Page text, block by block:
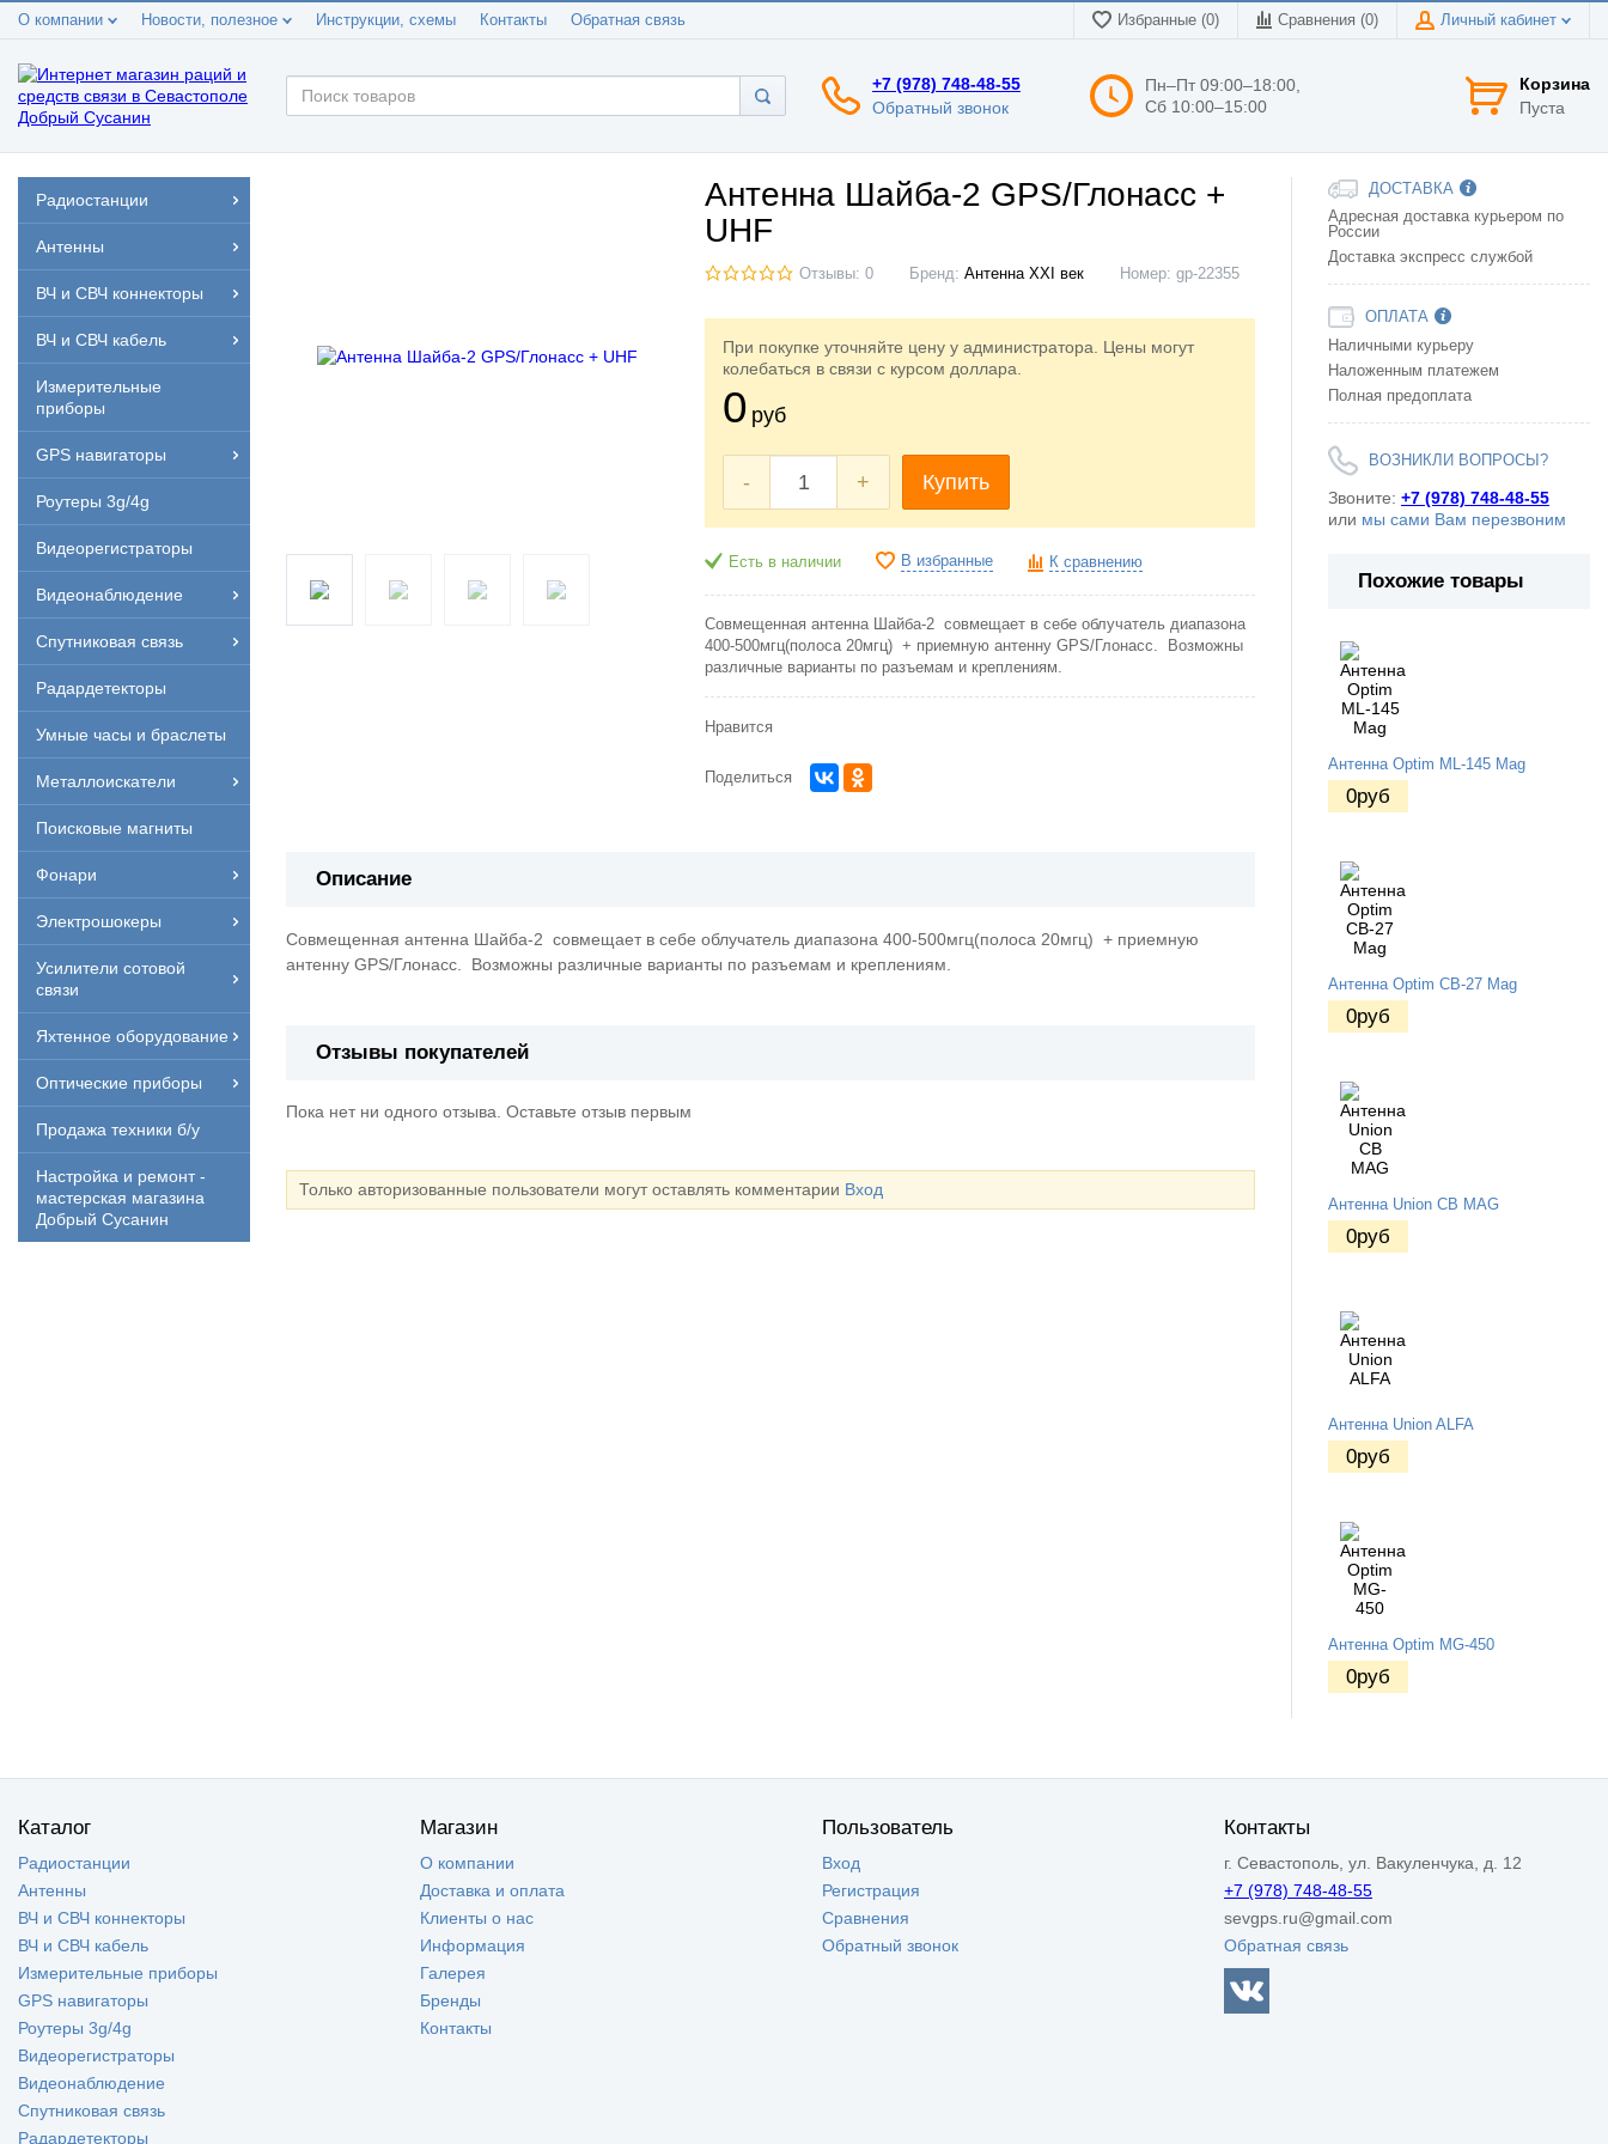
О компании Новости, полезное Инструкции, схемы Контакты Обратная связь Избранные (0) Сравнения (0) Личный кабинет
+7 (978) 748-48-55
Обратный звонок
Пн–Пт 09:00–18:00,
Сб 10:00–15:00
Корзина
Пуста
Радиостанции
Антенны
ВЧ и СВЧ коннекторы
ВЧ и СВЧ кабель
Измерительные
приборы
GPS навигаторы
Роутеры 3g/4g
Видеорегистраторы
Видеонаблюдение
Спутниковая связь
Радардетекторы
Умные часы и браслеты
Металлоискатели
Поисковые магниты
Фонари
Электрошокеры
Усилители сотовой
связи
Яхтенное оборудование
Оптические приборы
Продажа техники б/у
Настройка и ремонт -
мастерская магазина
Добрый Сусанин
Антенна Шайба-2 GPS/Глонасс +
UHF
Отзывы: 0 Бренд: Антенна XXI век Номер: gp-22355
При покупке уточняйте цену у администратора. Цены могут
колебаться в связи с курсом доллара.
0 руб
- + Купить
Есть в наличии В избранные К сравнению
Совмещенная антенна Шайба-2 совмещает в себе облучатель диапазона
400-500мгц(полоса 20мгц) + приемную антенну GPS/Глонасс. Возможны
различные варианты по разъемам и креплениям.
Нравится
Поделиться
Описание
Совмещенная антенна Шайба-2 совмещает в себе облучатель диапазона 400-500мгц(полоса 20мгц) + приемную
антенну GPS/Глонасс. Возможны различные варианты по разъемам и креплениям.
Отзывы покупателей
Пока нет ни одного отзыва. Оставьте отзыв первым
Только авторизованные пользователи могут оставлять комментарии Вход
ДОСТАВКА
Адресная доставка курьером по
России
Доставка экспресс службой
ОПЛАТА
Наличными курьеру
Наложенным платежем
Полная предоплата
ВОЗНИКЛИ ВОПРОСЫ?
Звоните: +7 (978) 748-48-55
или мы сами Вам перезвоним
Похожие товары
Антенна Optim ML-145 Mag
0руб
Антенна Optim CB-27 Mag
0руб
Антенна Union CB MAG
0руб
Антенна Union ALFA
0руб
Антенна Optim MG-450
0руб
Каталог
Радиостанции
Антенны
ВЧ и СВЧ коннекторы
ВЧ и СВЧ кабель
Измерительные приборы
GPS навигаторы
Роутеры 3g/4g
Видеорегистраторы
Видеонаблюдение
Спутниковая связь
Радардетекторы
Магазин
О компании
Доставка и оплата
Клиенты о нас
Информация
Галерея
Бренды
Контакты
Пользователь
Вход
Регистрация
Сравнения
Обратный звонок
Контакты
г. Севастополь, ул. Вакуленчука, д. 12
+7 (978) 748-48-55
sevgps.ru@gmail.com
Обратная связь